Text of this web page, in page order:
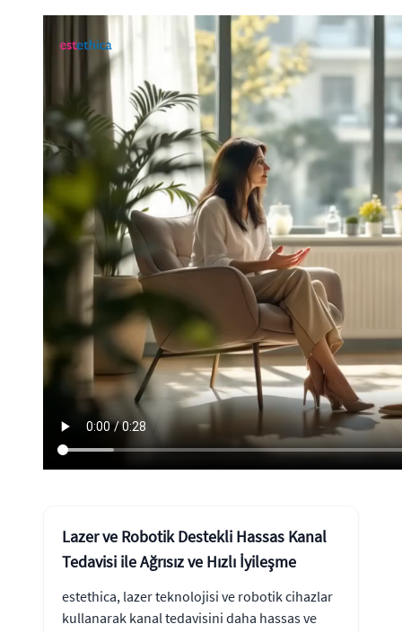
Lazer ve Robotik Destekli Hassas Kanal
Tedavisi ile Ağrısız ve Hızlı İyileşme
estethica, lazer teknolojisi ve robotik cihazlar
kullanarak kanal tedavisini daha hassas ve